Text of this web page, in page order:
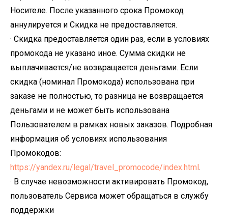
Носителе. После указанного срока Промокод
аннулируется и Скидка не предоставляется.
· Скидка предоставляется один раз, если в условиях
промокода не указано иное. Сумма скидки не
выплачивается/не возвращается деньгами. Если
скидка (номинал Промокода) использована при
заказе не полностью, то разница не возвращается
деньгами и не может быть использована
Пользователем в рамках новых заказов. Подробная
информация об условиях использования
Промокодов:
https://yandex.ru/legal/travel_promocode/index.html.
· В случае невозможности активировать Промокод,
пользователь Сервиса может обращаться в службу
поддержки